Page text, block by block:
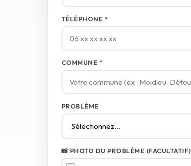
TÉLÉPHONE *
COMMUNE *
PROBLÈME
📸 PHOTO DU PROBLÈME (FACULTATIF)